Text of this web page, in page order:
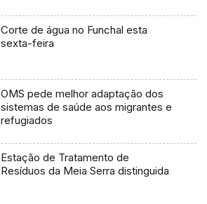
Corte de água no Funchal esta
sexta-feira
OMS pede melhor adaptação dos
sistemas de saúde aos migrantes e
refugiados
Estação de Tratamento de
Resíduos da Meia Serra distinguida